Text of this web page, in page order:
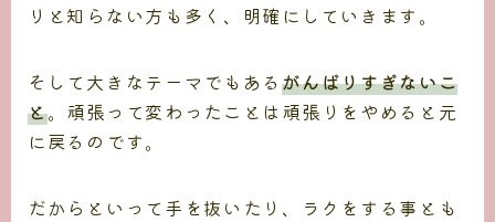
リと知らない方も多く、明確にしていきます。
そして大きなテーマでもあるがんばりすぎないこ
と。頑張って変わったことは頑張りをやめると元
に戻るのです。
だからといって手を抜いたり、ラクをする事とも